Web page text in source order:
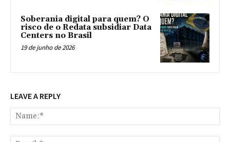
Soberania digital para quem? O
risco de o Redata subsidiar Data
Centers no Brasil
19 de junho de 2026
LEAVE A REPLY